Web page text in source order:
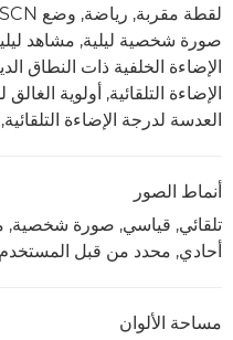
صورة شخصية ليلية, مشاهد
الإضاءة الخلفية ذات النطاق
الإضاءة التلقائية, أولوية
العدسة لدرجة الإضاءة
أنماط الصور
تلقائي, قياسي, صورة
أحادي, محدد من قبل المستخدم (3
مساحة الألوان